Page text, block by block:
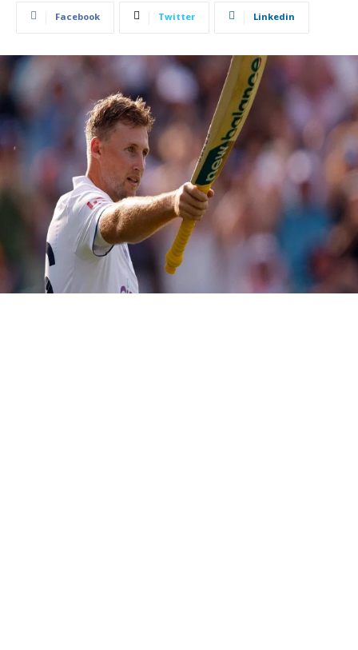
Facebook Twitter Linkedin